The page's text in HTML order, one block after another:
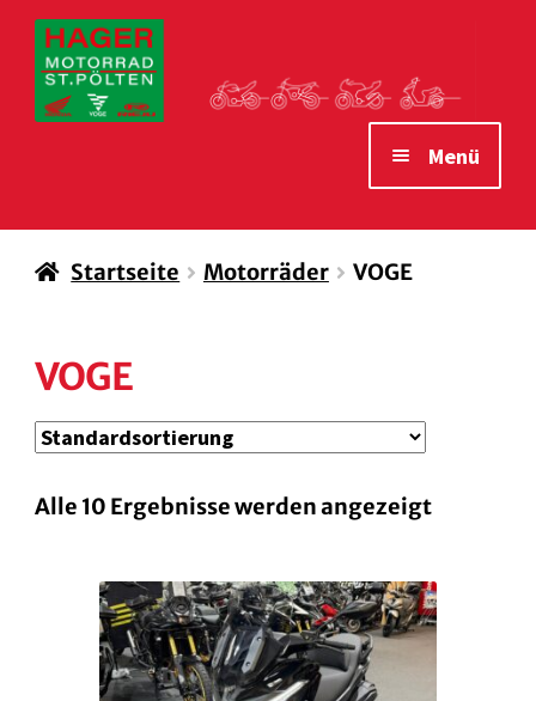
Zur
Navigation
springen
Zum
Inhalt
springen
Menü
STARTSEITE
MOTORRÄDER
ZUBEHÖR
WAS WIR IHNEN BIETEN
ÖFFNUNGSZEITEN
KASSE
RECHTLICHES
Startseite Motorräder VOGE
VOGE
Alle 10 Ergebnisse werden angezeigt